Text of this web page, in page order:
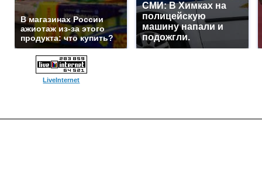
В магазинах России
ажиотаж из-за этого
продукта: что купить?
СМИ: В Химках на
полицейскую
машину напали и
подожгли.
LiveInternet